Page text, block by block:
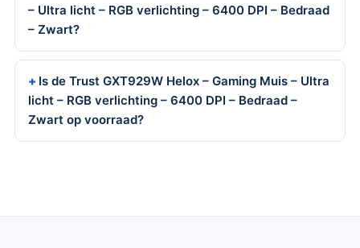
– Ultra licht – RGB verlichting – 6400 DPI – Bedraad
– Zwart?
Is de Trust GXT929W Helox – Gaming Muis – Ultra
licht – RGB verlichting – 6400 DPI – Bedraad –
Zwart op voorraad?